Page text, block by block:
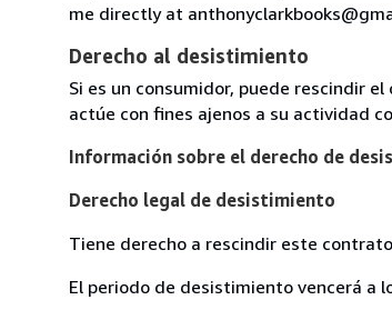
me directly at
Derecho al desistimiento
Si es un consumidor, puede rescindir
actúe con fines ajenos a su actividad
Información sobre el derecho de
Derecho legal de desistimiento
Tiene derecho a rescindir este
El periodo de desistimiento vencerá a